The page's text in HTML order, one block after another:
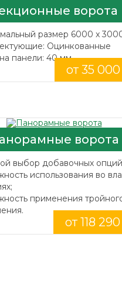
ворота
размер 6000 x
Оцинкованные
панели: 40 мм.
от 35
ворота
выбор добавочных
использования во
применения
от 118